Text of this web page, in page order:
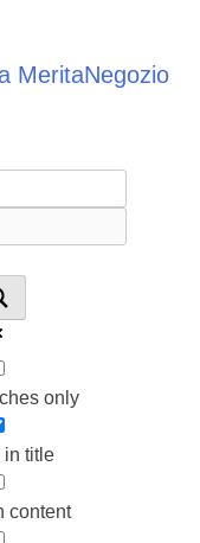
MeritaNegozio
only
in title
content